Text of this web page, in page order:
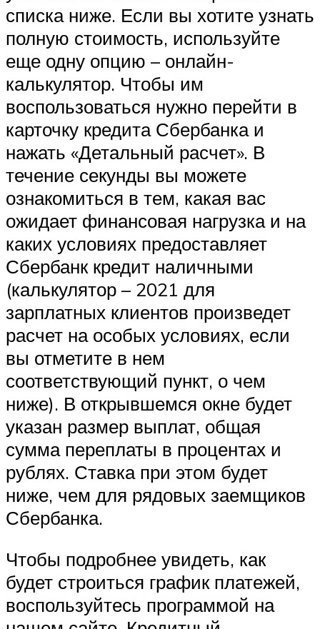
списка ниже. Если вы хотите узнать
полную стоимость, используйте
еще одну опцию – онлайн-
калькулятор. Чтобы им
воспользоваться нужно перейти в
карточку кредита Сбербанка и
нажать «Детальный расчет». В
течение секунды вы можете
ознакомиться в тем, какая вас
ожидает финансовая нагрузка и на
каких условиях предоставляет
Сбербанк кредит наличными
(калькулятор – 2021 для
зарплатных клиентов произведет
расчет на особых условиях, если
вы отметите в нем
соответствующий пункт, о чем
ниже). В открывшемся окне будет
указан размер выплат, общая
сумма переплаты в процентах и
рублях. Ставка при этом будет
ниже, чем для рядовых заемщиков
Сбербанка.
Чтобы подробнее увидеть, как
будет строиться график платежей,
воспользуйтесь программой на